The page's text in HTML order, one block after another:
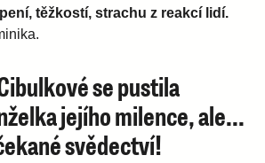
těžkostí, strachu z reakcí lidí.
se pustila
jejího milence, ale...
svědectví!